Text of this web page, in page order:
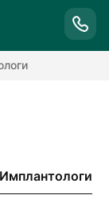
Имплантологи